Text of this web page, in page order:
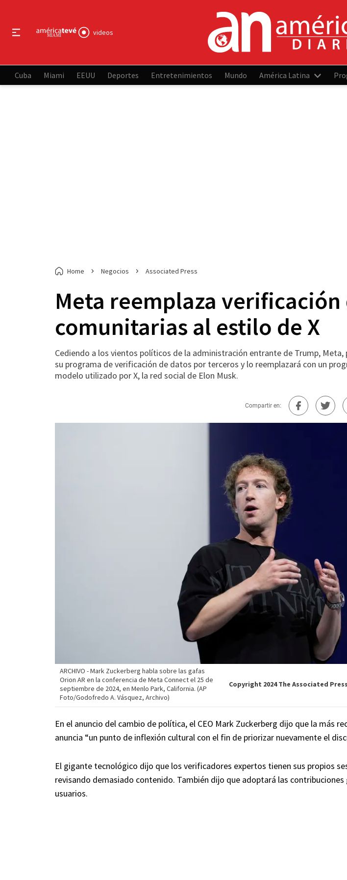
videos
Cuba Miami EEUU Deportes Entretenimientos Mundo América Latina
Home Negocios Associated Press
Meta reemplaza verificación
comunitarias al estilo de X
Cediendo a los vientos políticos de la administración entrante de Trump,
su programa de verificación de datos por terceros y lo reemplazará con un
modelo utilizado por X, la red social de Elon Musk.
Compartir en:
ARCHIVO - Mark Zuckerberg habla sobre las gafas
Orion AR en la conferencia de Meta Connect el 25 de
septiembre de 2024, en Menlo Park, California. (AP
Foto/Godofredo A. Vásquez, Archivo)
Copyright 2024 The Associated
En el anuncio del cambio de política, el CEO Mark Zuckerberg dijo que la más
anuncia “un punto de inflexión cultural con el fin de priorizar nuevamente el
El gigante tecnológico dijo que los verificadores expertos tienen sus propios
revisando demasiado contenido. También dijo que adoptará las contribuciones
usuarios.